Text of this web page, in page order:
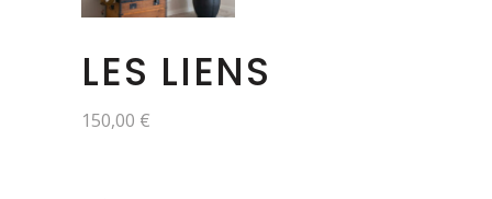
LES LIENS
150,00 €